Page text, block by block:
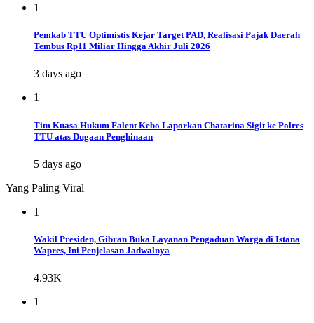
1
Pemkab TTU Optimistis Kejar Target PAD, Realisasi Pajak Daerah
Tembus Rp11 Miliar Hingga Akhir Juli 2026
3 days ago
1
Tim Kuasa Hukum Falent Kebo Laporkan Chatarina Sigit ke Polres
TTU atas Dugaan Penghinaan
5 days ago
Yang Paling Viral
1
Wakil Presiden, Gibran Buka Layanan Pengaduan Warga di Istana
Wapres, Ini Penjelasan Jadwalnya
4.93K
1